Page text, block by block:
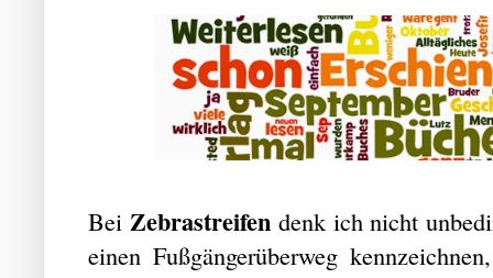
Bei Zebrastreifen denk ich nicht
einen Fußgängerüberweg